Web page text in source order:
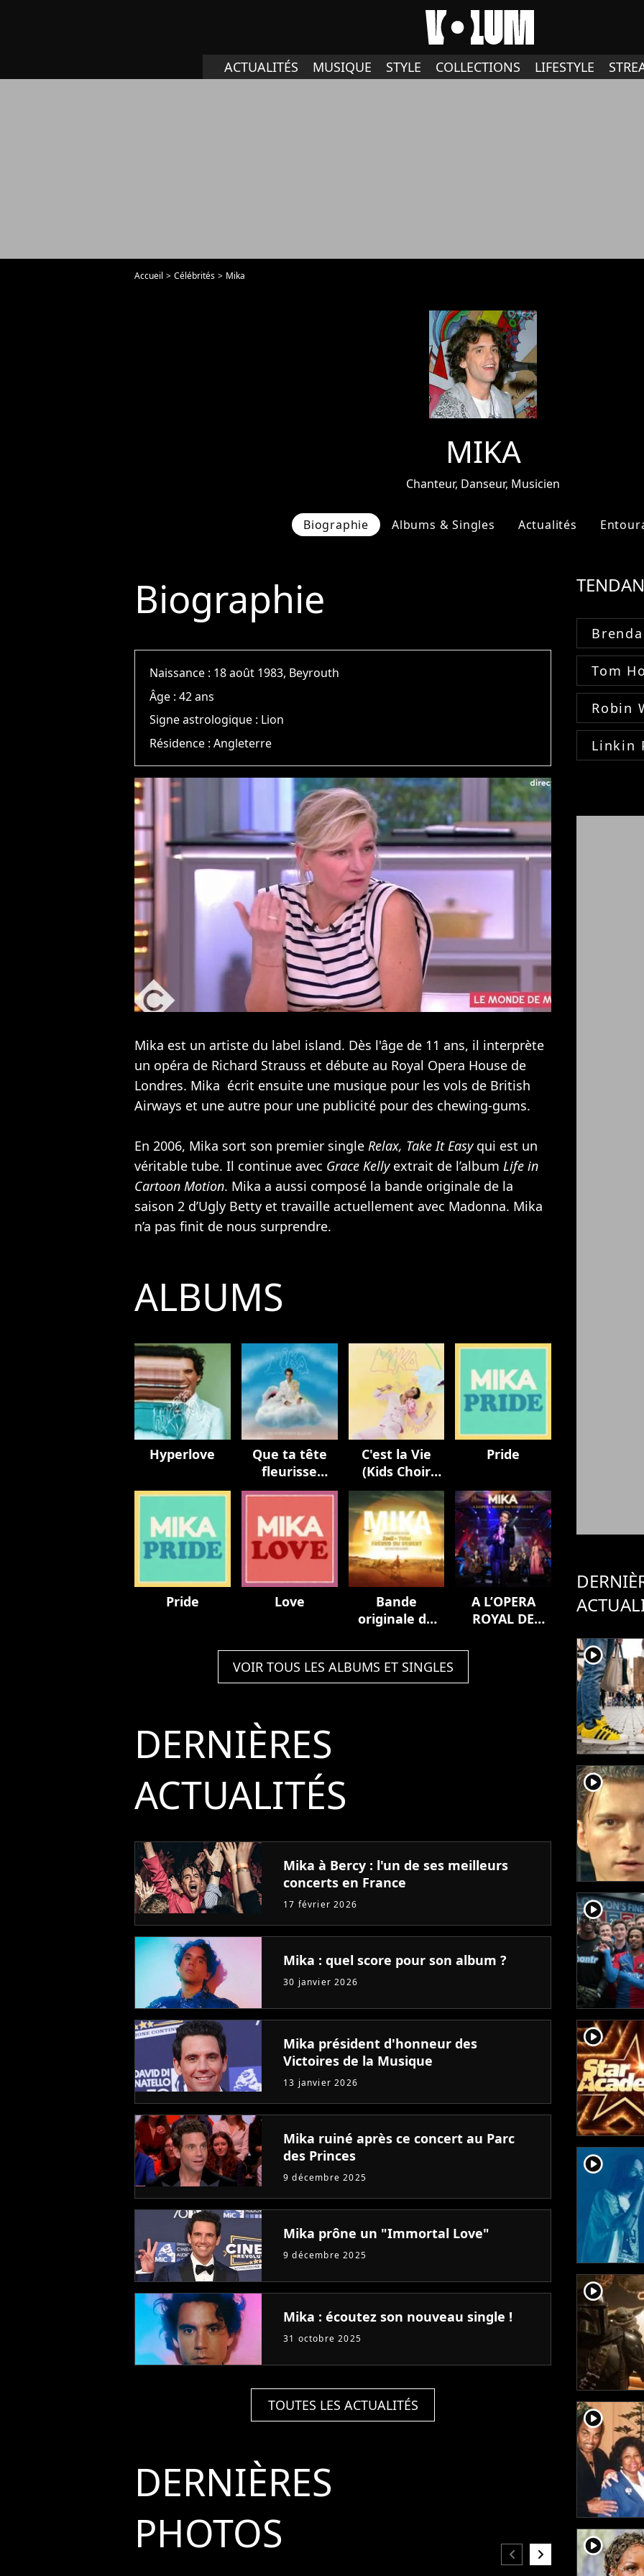
ACTUALITÉS MUSIQUE STYLE COLLECTIONS LIFESTYLE
Accueil Célébrités Mika
MIKA
Chanteur, Danseur, Musicien
Biographie Albums & Singles Actualités
Biographie
Naissance : 18 août 1983, Beyrouth
Âge :42 ans
Signe astrologique : Lion
Résidence :Angleterre
Mika est un artiste du label island. Dès l'âge de 11 ans, il interprète
un opéra de Richard Strauss et débute au Royal Opera House de
Londres. Mika écrit ensuite une musique pour les vols de British
Airways et une autre pour une publicité pour des chewing-gums.
En 2006, Mika sort son premier single Relax, Take It Easyqui est un
véritable tube. Il continue avec Grace Kellyextrait de l’album Life in
Cartoon Motion. Mika a aussi composé la bande originale de la
saison 2 d’Ugly Betty et travaille actuellement avec Madonna. Mika
n’a pas finit de nous surprendre.
ALBUMS
Hyperlove
Que ta tête
fleurisse
toujours
C'est la Vie
(Kids Choir
Version / avec
La Maitrise
Populaire)
Pride
Pride Love
Bande
originale du
Téhu, frères
du désert
A L’OPERA
ROYAL DE
VOIR TOUS LES ALBUMS ET SINGLES
DERNIÈRES
ACTUALITÉS
Mika à Bercy : l'un de ses meilleurs
concerts en France
17 février 2026
Mika : quel score pour son album ?
30 janvier 2026
Mika président d'honneur des
Victoires de la Musique
13 janvier 2026
Mika ruiné après ce concert au Parc
des Princes
9 décembre 2025
Mika prône un "Immortal Love"
9 décembre 2025
Mika : écoutez son nouveau single !
31 octobre 2025
TOUTES LES ACTUALITÉS
DERNIÈRES
PHOTOS
chevron_left chevron_right
Tom
Robin
Linkin
player2
player2
player2
player2
player2
player2
player2
player2